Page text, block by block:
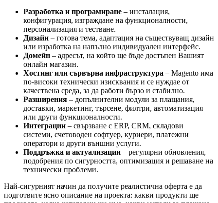
Разработка и програмиране – инсталация,
конфигурация, изграждане на функционалности,
персонализация и тестване.
Дизайн – готова тема, адаптация на съществуващ дизайн
или изработка на напълно индивидуален интерфейс.
Домейн – адресът, на който ще бъде достъпен Вашият
онлайн магазин.
Хостинг или сървърна инфраструктура – Magento има
по-високи технически изисквания и се нуждае от
качествена среда, за да работи бързо и стабилно.
Разширения – допълнителни модули за плащания,
доставки, маркетинг, търсене, филтри, автоматизация
или други функционалности.
Интеграции – свързване с ERP, CRM, складови
системи, счетоводен софтуер, куриери, платежни
оператори и други външни услуги.
Поддръжка и актуализации – регулярни обновления,
подобрения по сигурността, оптимизация и решаване на
технически проблеми.
Най-сигурният начин да получите реалистична оферта е да
подготвите ясно описание на проекта: какви продукти ще